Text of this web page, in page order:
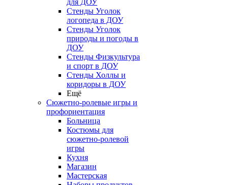
для ДОУ
Стенды Уголок
логопеда в ДОУ
Стенды Уголок
природы и погоды в
ДОУ
Стенды Физкультура
и спорт в ДОУ
Стенды Холлы и
коридоры в ДОУ
Ещё
Сюжетно-ролевые игры и
профориентация
Больница
Костюмы для
сюжетно-ролевой
игры
Кухня
Магазин
Мастерская